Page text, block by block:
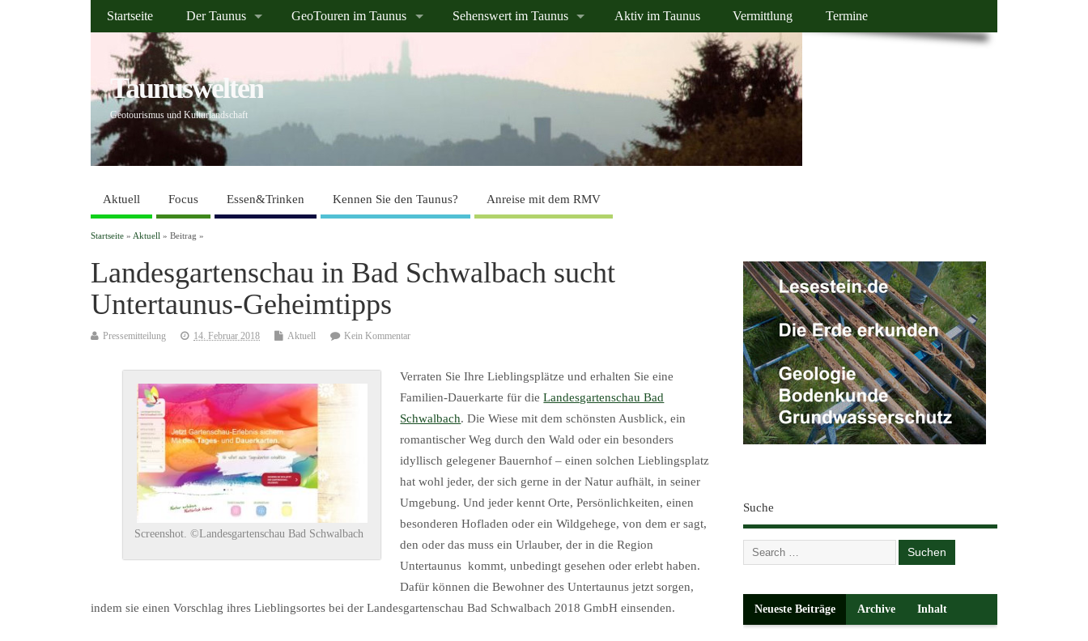
Startseite Der Taunus GeoTouren im Taunus Sehenswert im Taunus Aktiv im Taunus Vermittlung Termine
Taunuswelten
Geotourismus und Kulturlandschaft
Aktuell Focus Essen&Trinken Kennen Sie den Taunus? Anreise mit dem RMV
Startseite » Aktuell » Beitrag »
Landesgartenschau in Bad Schwalbach sucht
Untertaunus-Geheimtipps
Pressemitteilung 14. Februar 2018 Aktuell Kein Kommentar
Screenshot. ©Landesgartenschau Bad Schwalbach
Verraten Sie Ihre Lieblingsplätze und erhalten Sie eine
Familien-Dauerkarte für dieLandesgartenschau Bad
Schwalbach. Die Wiese mit dem schönsten Ausblick, ein
romantischer Weg durch den Wald oder ein besonders
idyllisch gelegener Bauernhof – einen solchen Lieblingsplatz
hat wohl jeder, der sich gerne in der Natur aufhält, in seiner
Umgebung. Und jeder kennt Orte, Persönlichkeiten, einen
besonderen Hofladen oder ein Wildgehege, von dem er sagt,
den oder das muss ein Urlauber, der in die Region
Untertaunus kommt, unbedingt gesehen oder erlebt haben.
Dafür können die Bewohner des Untertaunus jetzt sorgen,
indem sie einen Vorschlag ihres Lieblingsortes bei der Landesgartenschau Bad Schwalbach 2018 GmbH einsenden.
Suche
Neueste Beiträge Archive Inhalt